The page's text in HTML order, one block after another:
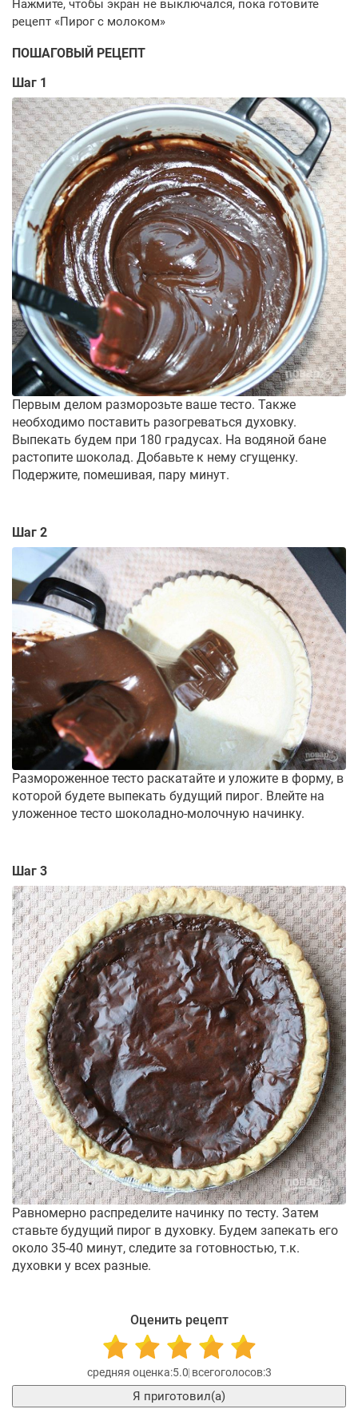
ПОШАГОВЫЙ РЕЦЕПТ
Шаг 1
Первым делом разморозьте ваше тесто. Также
необходимо поставить разогреваться духовку.
Выпекать будем при 180 градусах. На водяной бане
растопите шоколад. Добавьте к нему сгущенку.
Подержите, помешивая, пару минут.
Шаг 2
Размороженное тесто раскатайте и уложите в форму, в
которой будете выпекать будущий пирог. Влейте на
уложенное тесто шоколадно-молочную начинку.
Шаг 3
Равномерно распределите начинку по тесту. Затем
ставьте будущий пирог в духовку. Будем запекать его
около 35-40 минут, следите за готовностью, т.к.
духовки у всех разные.
Оценить рецепт
5.0 3
Я приготовил(а)